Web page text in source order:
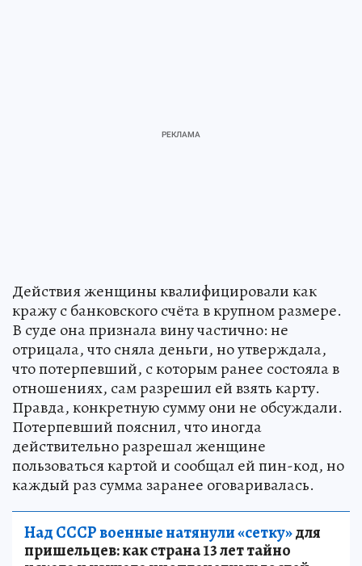
Действия женщины квалифицировали как
кражу с банковского счёта в крупном размере.
В суде она признала вину частично: не
отрицала, что сняла деньги, но утверждала,
что потерпевший, с которым ранее состояла в
отношениях, сам разрешил ей взять карту.
Правда, конкретную сумму они не обсуждали.
Потерпевший пояснил, что иногда
действительно разрешал женщине
пользоваться картой и сообщал ей пин-код, но
каждый раз сумма заранее оговаривалась.
Над СССР военные натянули «сетку»для
пришельцев: как страна 13 лет тайно